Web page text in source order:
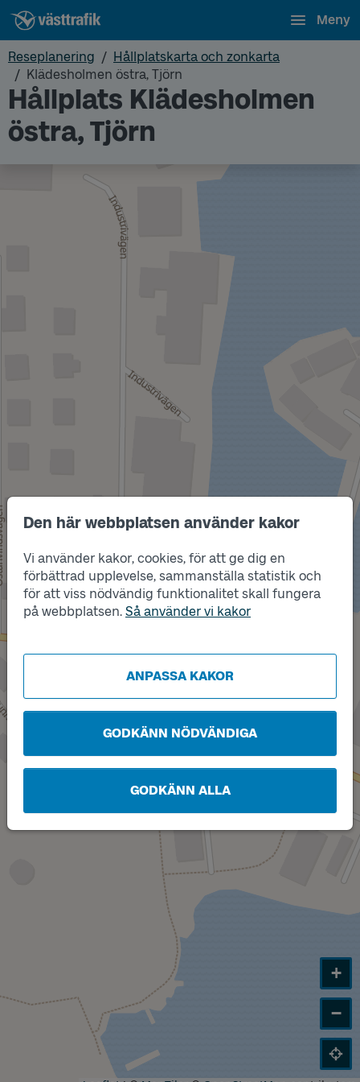
Den här webbplatsen använder kakor
Vi använder kakor, cookies, för att ge dig en
förbättrad upplevelse, sammanställa statistik och
för att viss nödvändig funktionalitet skall fungera
på webbplatsen. Så använder vi kakor
ANPASSA KAKOR
GODKÄNN NÖDVÄNDIGA
GODKÄNN ALLA
Meny
Reseplanering
Hållplatskarta och zonkarta
Klädesholmen östra, Tjörn
Hållplats Klädesholmen
östra, Tjörn
Läge
A
+
−